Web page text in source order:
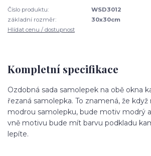
Číslo produktu:
WSD3012
základní rozměr:
30x30cm
Hlídat cenu / dostupnost
Kompletní specifikace
Ozdobná sada samolepek na obě okna
řezaná samolepka. To znamená, že
modrou samolepku, bude motiv modrý
vně motivu bude mít barvu podkladu
lepíte.